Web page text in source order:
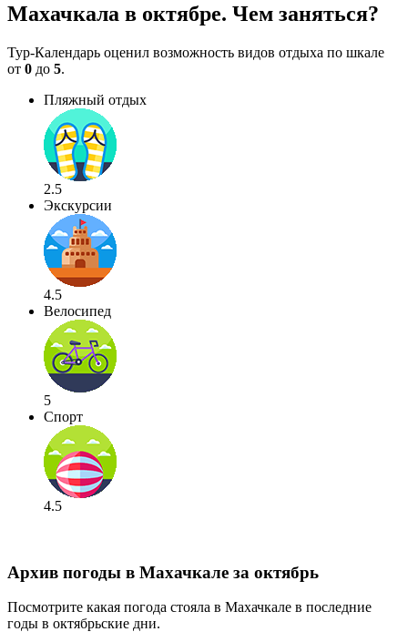
Махачкала в октябре. Чем заняться?
Тур-Календарь оценил возможность видов отдыха по шкале
от 0 до 5.
Пляжный отдых
2.5
Экскурсии
4.5
Велосипед
5
Спорт
4.5
Архив погоды в Махачкале за октябрь
Посмотрите какая погода стояла в Махачкале в последние
годы в октябрьские дни.